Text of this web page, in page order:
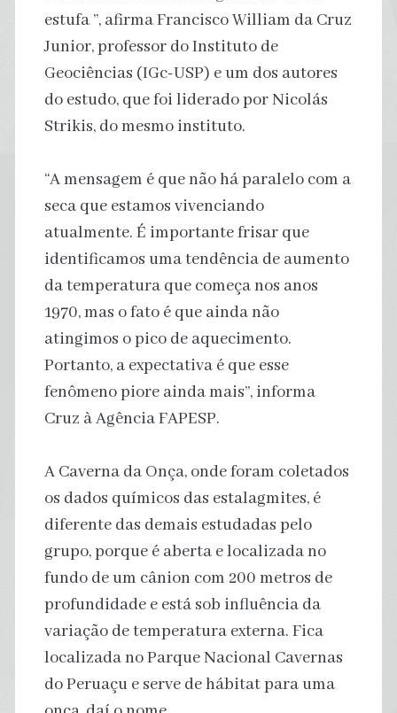
estufa ”, afirma Francisco William da Cruz
Junior, professor do Instituto de
Geociências (IGc-USP) e um dos autores
do estudo, que foi liderado por Nicolás
Strikis, do mesmo instituto.
“A mensagem é que não há paralelo com a
seca que estamos vivenciando
atualmente. É importante frisar que
identificamos uma tendência de aumento
da temperatura que começa nos anos
1970, mas o fato é que ainda não
atingimos o pico de aquecimento.
Portanto, a expectativa é que esse
fenômeno piore ainda mais”, informa
Cruz à Agência FAPESP.
A Caverna da Onça, onde foram coletados
os dados químicos das estalagmites, é
diferente das demais estudadas pelo
grupo, porque é aberta e localizada no
fundo de um cânion com 200 metros de
profundidade e está sob influência da
variação de temperatura externa. Fica
localizada no Parque Nacional Cavernas
do Peruaçu e serve de hábitat para uma